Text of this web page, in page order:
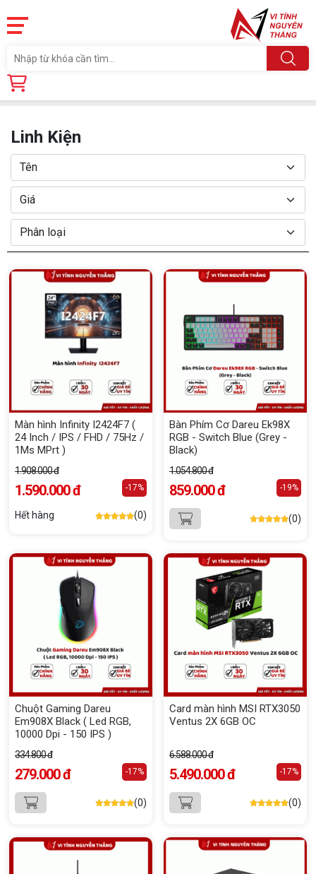
Trang chủ
Linh Kiện
Màn hình Infinity I2424F7 (
24 Inch / IPS / FHD / 75Hz /
1Ms MPrt )
1.908.000 đ
1.590.000 đ -17%
Hết hàng (0)
Bàn Phím Cơ Dareu Ek98X
RGB - Switch Blue (Grey -
Black)
1.054.800 đ
859.000 đ -19%
(0)
Chuột Gaming Dareu
Em908X Black ( Led RGB,
10000 Dpi - 150 IPS )
334.800 đ
279.000 đ -17%
(0)
Card màn hình MSI RTX3050
Ventus 2X 6GB OC
6.588.000 đ
5.490.000 đ -17%
(0)